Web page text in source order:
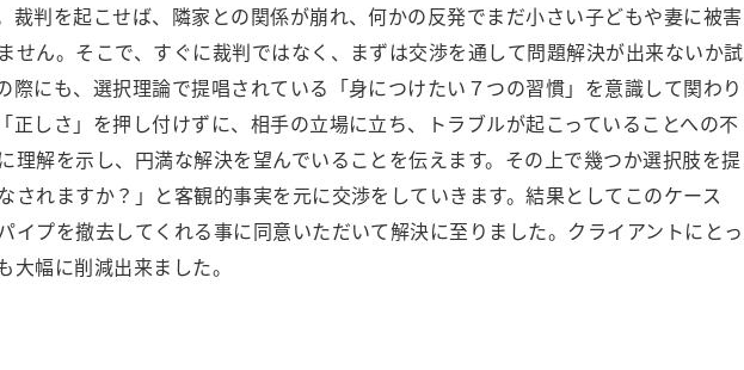
裁判を起こせば、隣家との関係が崩れ、何かの反発でまだ小さい子どもや妻に被害
せん。そこで、すぐに裁判ではなく、まずは交渉を通して問題解決が出来ないか試
際にも、選択理論で提唱されている「身につけたい７つの習慣」を意識して関わり
正しさ」を押し付けずに、相手の立場に立ち、トラブルが起こっていることへの不
理解を示し、円満な解決を望んでいることを伝えます。その上で幾つか選択肢を提
されますか？」と客観的事実を元に交渉をしていきます。結果としてこのケース
イプを撤去してくれる事に同意いただいて解決に至りました。クライアントにとっ
大幅に削減出来ました。